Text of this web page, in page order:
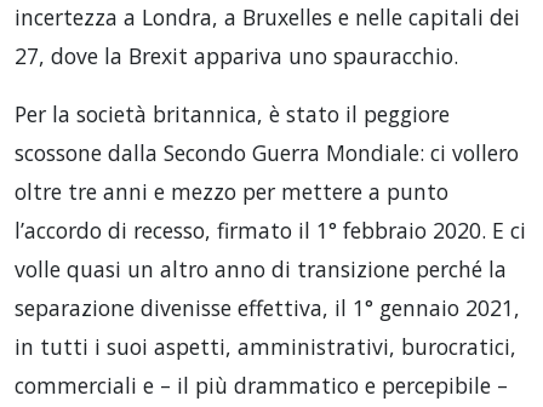
incertezza a Londra, a Bruxelles e nelle capitali dei
27, dove la Brexit appariva uno spauracchio.
Per la società britannica, è stato il peggiore
scossone dalla Secondo Guerra Mondiale: ci vollero
oltre tre anni e mezzo per mettere a punto
l’accordo di recesso, firmato il 1° febbraio 2020. E ci
volle quasi un altro anno di transizione perché la
separazione divenisse effettiva, il 1° gennaio 2021,
in tutti i suoi aspetti, amministrativi, burocratici,
commerciali e – il più drammatico e percepibile –